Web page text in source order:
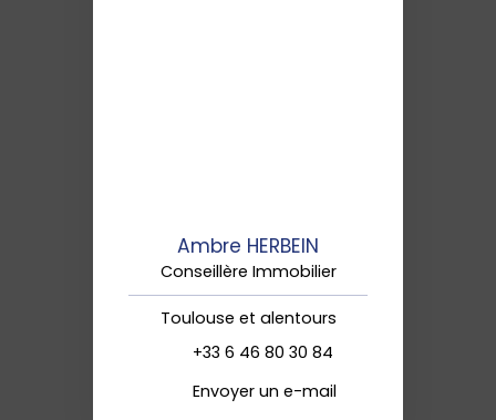
Ambre HERBEIN
Conseillère Immobilier
Toulouse et alentours
+33 6 46 80 30 84
Envoyer un e-mail